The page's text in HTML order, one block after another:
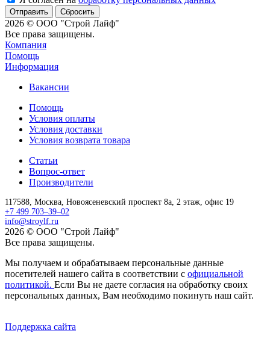
Сбросить
2026 © ООО "Строй Лайф"
Все права защищены.
Компания
Помощь
Информация
Вакансии
Помощь
Условия оплаты
Условия доставки
Условия возврата товара
Статьи
Вопрос-ответ
Производители
117588, Москва, Новоясеневский проспект 8а, 2 этаж, офис 19
+7 499 703–39–02
info@stroylf.ru
2026 © ООО "Строй Лайф"
Все права защищены.
Мы получаем и обрабатываем персональные данные
посетителей нашего сайта в соответствии с официальной
политикой. Если Вы не даете согласия на обработку своих
персональных данных, Вам необходимо покинуть наш сайт.
Поддержка сайта